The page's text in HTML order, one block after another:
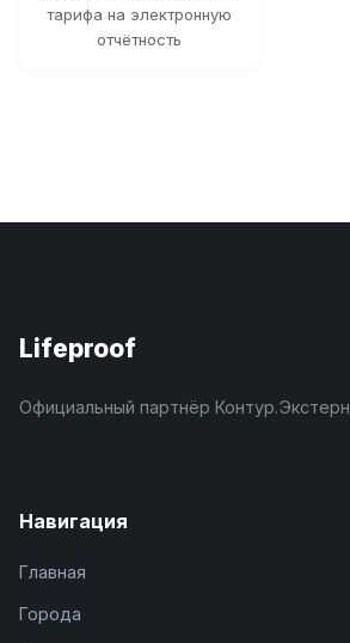
тарифа на электронную
отчётность
Lifeproof
Официальный партнёр Контур.Экстерн
Навигация
Главная
Города